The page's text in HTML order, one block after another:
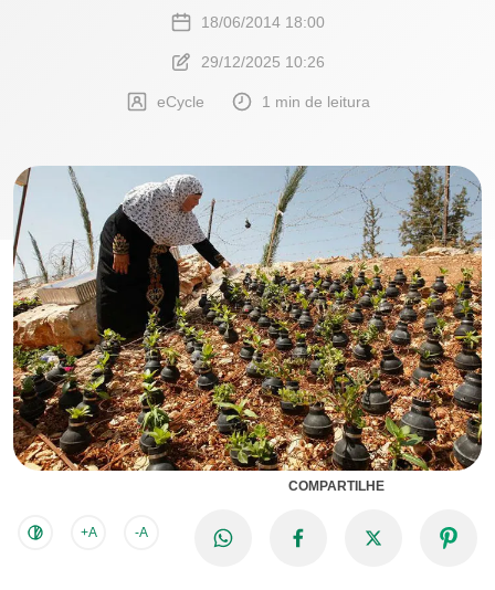
18/06/2014 18:00
29/12/2025 10:26
eCycle 1 min de leitura
+A -A
COMPARTILHE